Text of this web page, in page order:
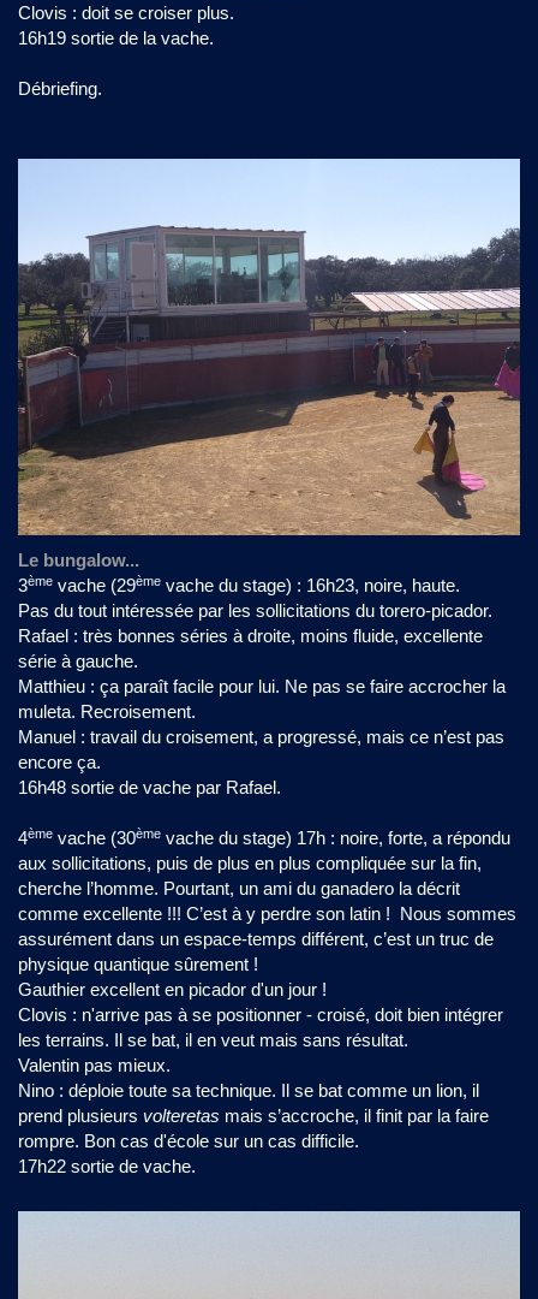
Clovis : doit se croiser plus.
16h19 sortie de la vache.
Débriefing.
Le bungalow...
3ème vache (29ème vache du stage) : 16h23, noire, haute.
Pas du tout intéressée par les sollicitations du torero-picador.
Rafael : très bonnes séries à droite, moins fluide, excellente
série à gauche.
Matthieu : ça paraît facile pour lui. Ne pas se faire accrocher la
muleta. Recroisement.
Manuel : travail du croisement, a progressé, mais ce n’est pas
encore ça.
16h48 sortie de vache par Rafael.
4ème vache (30ème vache du stage) 17h : noire, forte, a répondu
aux sollicitations, puis de plus en plus compliquée sur la fin,
cherche l’homme. Pourtant, un ami du ganadero la décrit
comme excellente !!! C’est à y perdre son latin ! Nous sommes
assurément dans un espace-temps différent, c’est un truc de
physique quantique sûrement !
Gauthier excellent en picador d'un jour !
Clovis : n'arrive pas à se positionner - croisé, doit bien intégrer
les terrains. Il se bat, il en veut mais sans résultat.
Valentin pas mieux.
Nino : déploie toute sa technique. Il se bat comme un lion, il
prend plusieurs volteretas mais s’accroche, il finit par la faire
rompre. Bon cas d'école sur un cas difficile.
17h22 sortie de vache.